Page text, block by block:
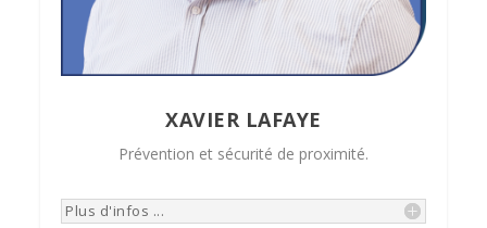
XAVIER LAFAYE
Prévention et sécurité de proximité.
Plus d'infos ...